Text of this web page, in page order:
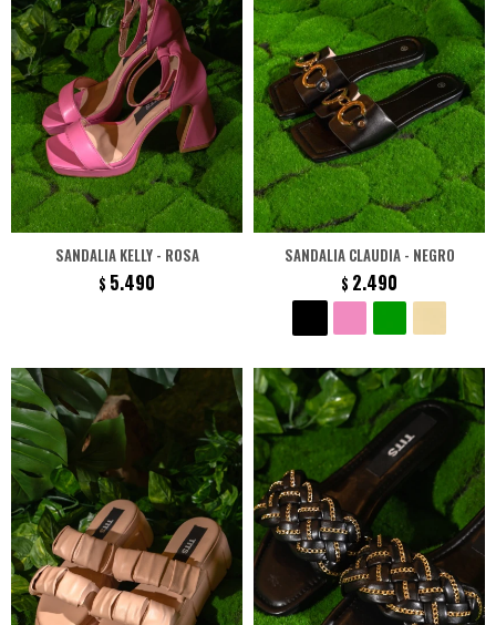
SANDALIA KELLY - ROSA
$ 5.490
SANDALIA CLAUDIA - NEGRO
$ 2.490